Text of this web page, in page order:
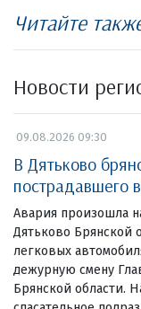
Читайте
Новости
09.08.2026 09:30
В Дятьково
пострадавшего
Авария произошла
Дятьково Брянской
легковых
дежурную смену
Брянской области.